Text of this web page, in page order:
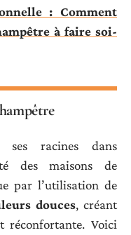
: Comment
à faire soi-
ses racines dans
des maisons de
par l’utilisation de
douces, créant
réconfortante. Voici